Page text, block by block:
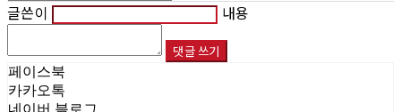
글쓴이 내용
댓글 쓰기
페이스북
카카오톡
네이버 블로그